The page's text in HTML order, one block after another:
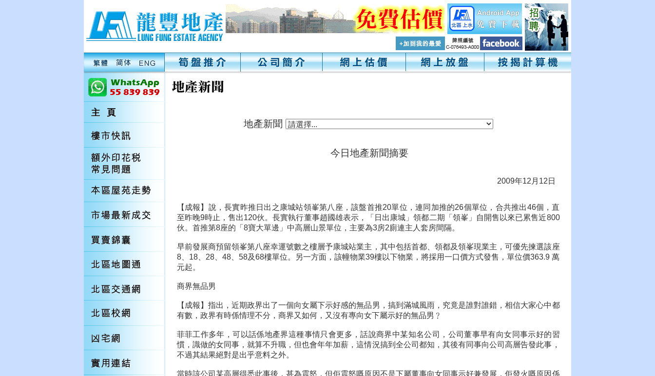
地產新聞
今日地產新聞摘要
2009年12月12日
【成報】說，長實昨推日出之康城站領峯第八座，該盤首推20單位，連同加推的26個單位，合共推出46個，直
至昨晚9時止，售出120伙。長實執行董事趙國雄表示，「日出康城」領都二期「領峯」自開售以來已累售近800
伙。首推第8座的「8寶大單邊」中高層山景單位，主要為3房2廁連主人套房間隔。
早前發展商預留領峯第八座幸運號數之樓層予康城站業主，其中包括首都、領都及領峯現業主，可優先揀選該座
8、18、28、48、58及68樓單位。另一方面，該幢物業39樓以下物業，將採用一口價方式發售，單位價363.9 萬
元起。
商界無品男
【成報】指出，近期政界出了一個向女屬下示好感的無品男，搞到滿城風雨，究竟是誰對誰錯，相信大家心中都
有數，政界有時係情理不分，商界又如何，又沒有專向女下屬示好的無品男﹖
菲菲工作多年，可以話係地產界這種事情只會更多，話說商界中某知名公司，公司董事早有向女同事示好的習
慣，識做的女同事，就算不升職，但也會年年加薪，這情況搞到全公司都知，其後有同事向公司高層告發此事，
不過其結果絕對是出乎意料之外。
當時該公司某高層得悉此事後，甚為震怒，但佢震怒嘅原因不是下屬董事向女同事示好兼發展，佢發火嘅原因係